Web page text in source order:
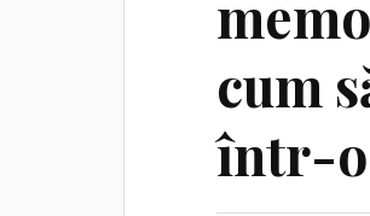
cum
într-o